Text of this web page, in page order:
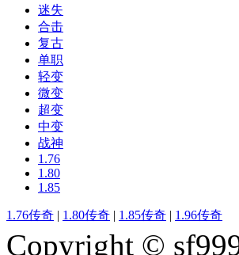
迷失
合击
复古
单职
轻变
微变
超变
中变
战神
1.76
1.80
1.85
1.76传奇 | 1.80传奇 | 1.85传奇 | 1.96传奇
Copyright ©